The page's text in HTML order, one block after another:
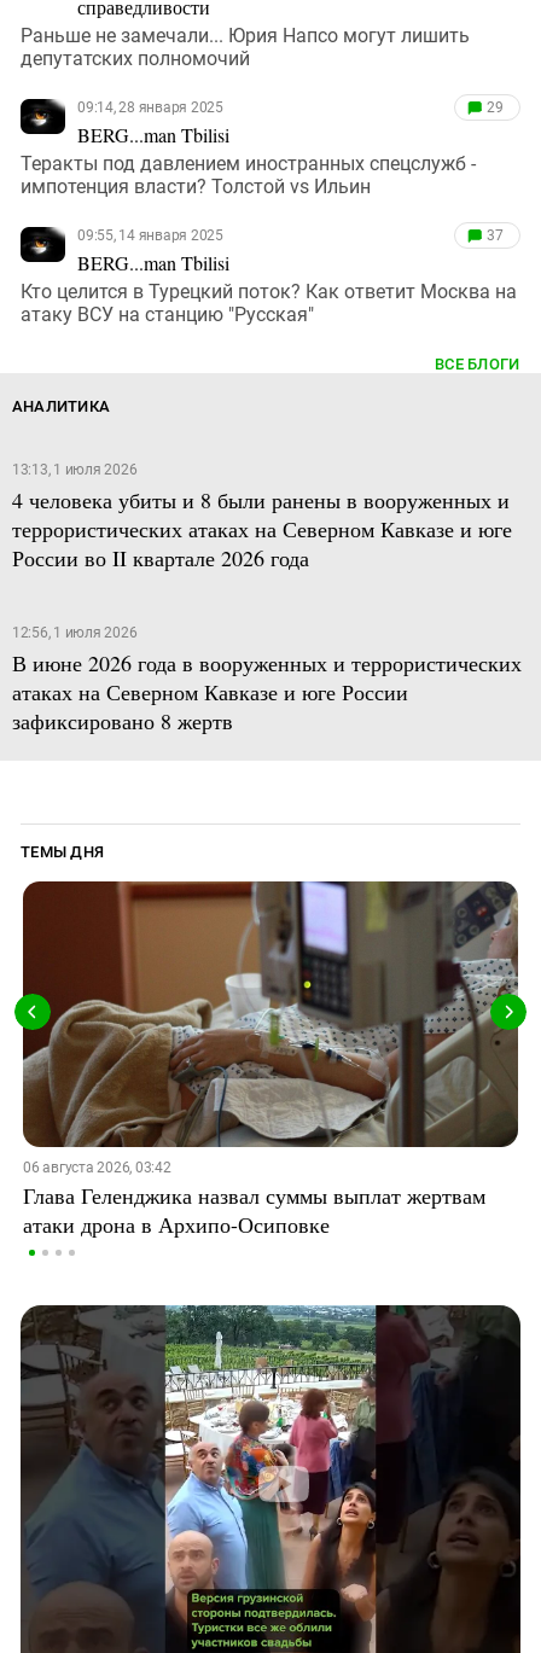
справедливости
Раньше не замечали... Юрия Напсо могут лишить
депутатских полномочий
09:14, 28 января 2025
BERG...man Tbilisi
29
Теракты под давлением иностранных спецслужб -
импотенция власти? Толстой vs Ильин
09:55, 14 января 2025
BERG...man Tbilisi
37
Кто целится в Турецкий поток? Как ответит Москва на
атаку ВСУ на станцию "Русская"
ВСЕ БЛОГИ
АНАЛИТИКА
13:13, 1 июля 2026
4 человека убиты и 8 были ранены в вооруженных и
террористических атаках на Северном Кавказе и юге
России во II квартале 2026 года
12:56, 1 июля 2026
В июне 2026 года в вооруженных и террористических
атаках на Северном Кавказе и юге России
зафиксировано 8 жертв
ТЕМЫ ДНЯ
06 августа 2026, 03:42
Глава Геленджика назвал суммы выплат жертвам
атаки дрона в Архипо-Осиповке